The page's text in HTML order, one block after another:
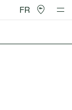
FR